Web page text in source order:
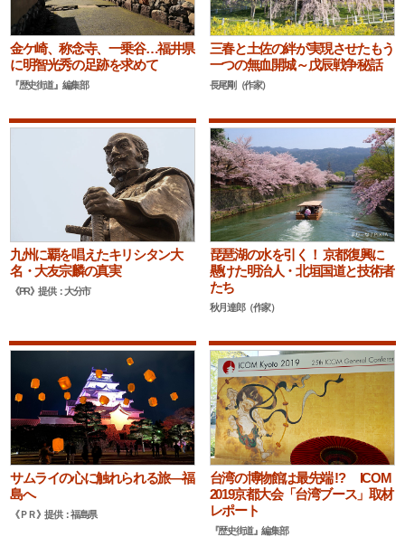
金ケ崎、称念寺、一乗谷…福井県
に明智光秀の足跡を求めて
『歴史街道』編集部
三春と土佐の絆が実現させたもう
一つの無血開城～戊辰戦争秘話
長尾剛（作家）
九州に覇を唱えたキリシタン大
名・大友宗麟の真実
《PR》提供：大分市
琵琶湖の水を引く！ 京都復興に
懸けた明治人・北垣国道と技術者
たち
秋月達郎（作家）
サムライの心に触れられる旅―福
島へ
《ＰＲ》提供：福島県
台湾の博物館は最先端 !? ICOM
2019京都大会「台湾ブース」取材
レポート
『歴史街道』編集部